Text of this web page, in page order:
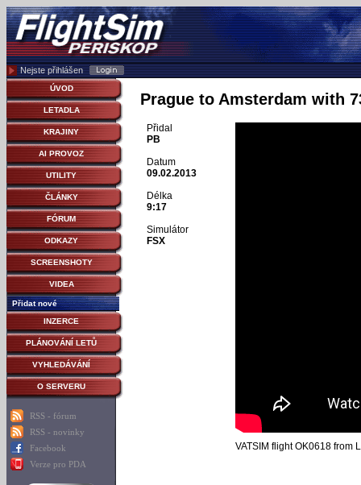
Nejste přihlášen
ÚVOD
LETADLA
KRAJINY
AI PROVOZ
UTILITY
ČLÁNKY
FÓRUM
ODKAZY
SCREENSHOTY
VIDEA
Přidat nové
INZERCE
PLÁNOVÁNÍ LETŮ
VYHLEDÁVÁNÍ
O SERVERU
RSS - fórum
RSS - novinky
Facebook
Verze pro PDA
Prague to Amsterdam with
Přidal
PB
Datum
09.02.2013
Délka
9:17
Simulátor
FSX
VATSIM flight OK0618 from